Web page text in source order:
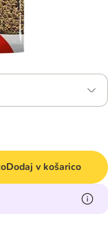
Dodaj v košarico